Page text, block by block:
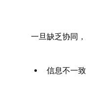
一旦缺乏协同
信息不一